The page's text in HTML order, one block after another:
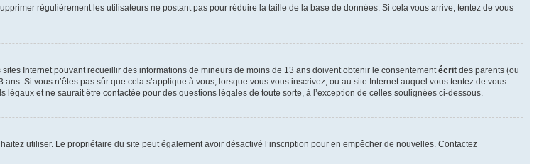
régulièrement les utilisateurs ne postant pas pour réduire la taille de la base de données. Si cela vous arrive, tentez de vous
Internet pouvant recueillir des informations de mineurs de moins de 13 ans doivent obtenir le consentementécrit des parents (ou
Si vous n’êtes pas sûr que cela s’applique à vous, lorsque vous vous inscrivez, ou au site Internet auquel vous tentez de vous
et ne saurait être contactée pour des questions légales de toute sorte, à l’exception de celles soulignées ci-dessous.
utiliser. Le propriétaire du site peut également avoir désactivé l’inscription pour en empêcher de nouvelles. Contactez